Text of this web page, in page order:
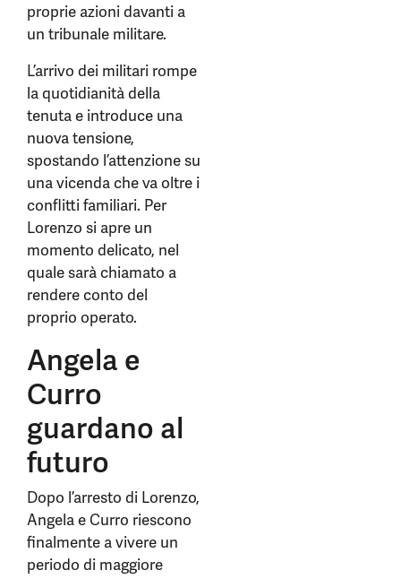
proprie azioni davanti a
un tribunale militare.
L’arrivo dei militari rompe
la quotidianità della
tenuta e introduce una
nuova tensione,
spostando l’attenzione su
una vicenda che va oltre i
conflitti familiari. Per
Lorenzo si apre un
momento delicato, nel
quale sarà chiamato a
rendere conto del
proprio operato.
Angela e
Curro
guardano al
futuro
Dopo l’arresto di Lorenzo,
Angela e Curro riescono
finalmente a vivere un
periodo di maggiore